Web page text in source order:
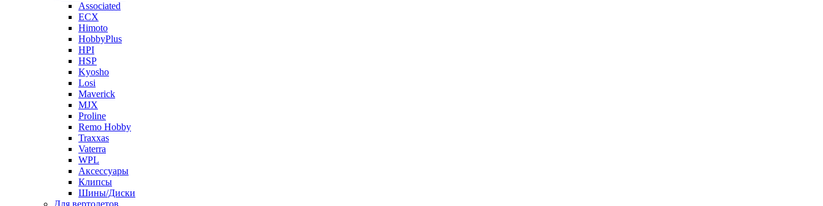
Associated
ECX
Himoto
HobbyPlus
HPI
HSP
Kyosho
Losi
Maverick
MJX
Proline
Remo Hobby
Traxxas
Vaterra
WPL
Аксессуары
Клипсы
Шины/Диски
Для вертолетов